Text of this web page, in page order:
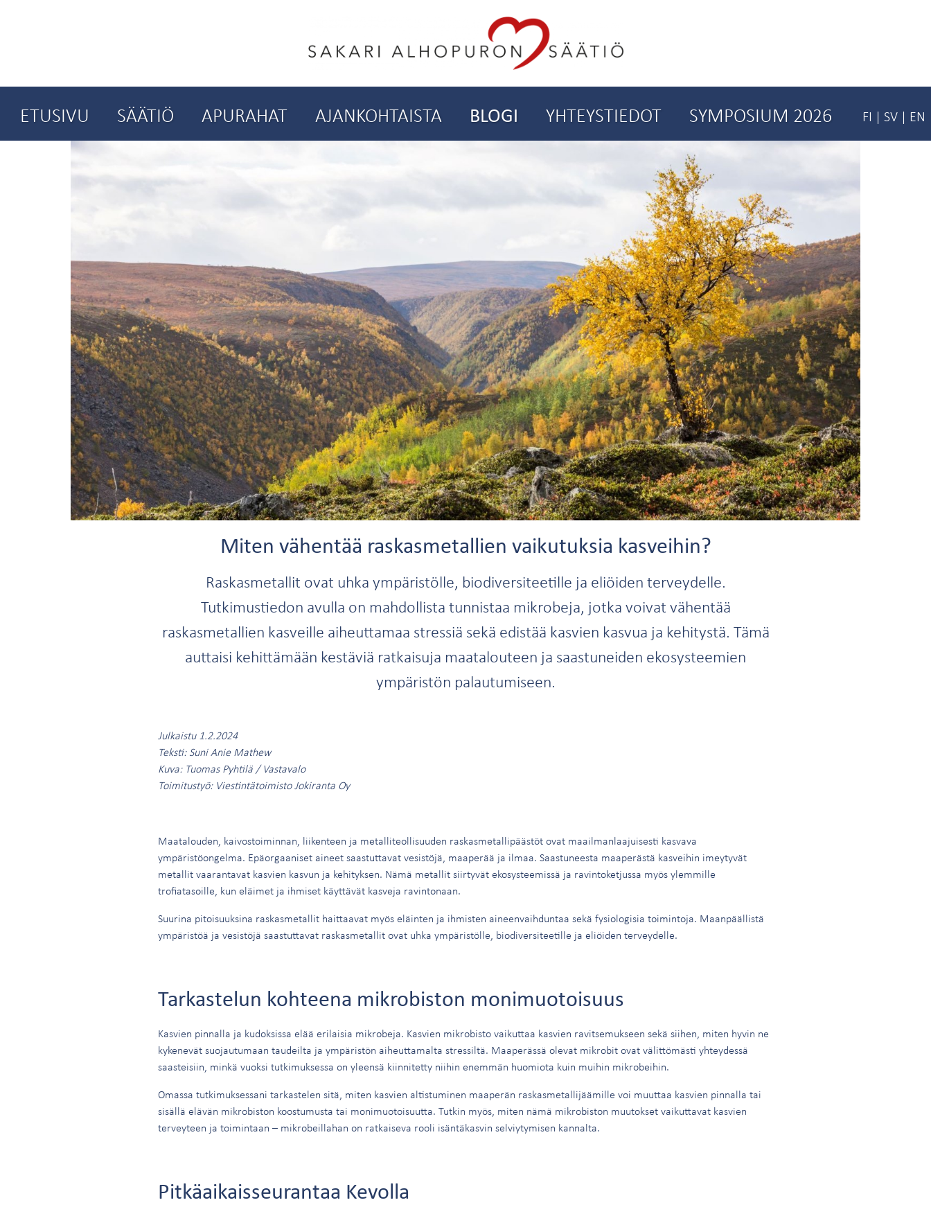
ETUSIVU SÄÄTIÖ APURAHAT AJANKOHTAISTA BLOGI YHTEYSTIEDOT SYMPOSIUM 2026 FI | SV | EN
Miten vähentää raskasmetallien vaikutuksia kasveihin?
Raskasmetallit ovat uhka ympäristölle, biodiversiteetille ja eliöiden terveydelle.
Tutkimustiedon avulla on mahdollista tunnistaa mikrobeja, jotka voivat vähentää
raskasmetallien kasveille aiheuttamaa stressiä sekä edistää kasvien kasvua ja kehitystä. Tämä
auttaisi kehittämään kestäviä ratkaisuja maatalouteen ja saastuneiden ekosysteemien
ympäristön palautumiseen.
Julkaistu 1.2.2024
Teksti: Suni Anie Mathew
Kuva: Tuomas Pyhtilä / Vastavalo
Toimitustyö: Viestintätoimisto Jokiranta Oy
Maatalouden, kaivostoiminnan, liikenteen ja metalliteollisuuden raskasmetallipäästöt ovat maailmanlaajuisesti kasvava
ympäristöongelma. Epäorgaaniset aineet saastuttavat vesistöjä, maaperää ja ilmaa. Saastuneesta maaperästä kasveihin imeytyvät
metallit vaarantavat kasvien kasvun ja kehityksen. Nämä metallit siirtyvät ekosysteemissä ja ravintoketjussa myös ylemmille
trofiatasoille, kun eläimet ja ihmiset käyttävät kasveja ravintonaan.
Suurina pitoisuuksina raskasmetallit haittaavat myös eläinten ja ihmisten aineenvaihduntaa sekä fysiologisia toimintoja. Maanpäällistä
ympäristöä ja vesistöjä saastuttavat raskasmetallit ovat uhka ympäristölle, biodiversiteetille ja eliöiden terveydelle.
Tarkastelun kohteena mikrobiston monimuotoisuus
Kasvien pinnalla ja kudoksissa elää erilaisia mikrobeja. Kasvien mikrobisto vaikuttaa kasvien ravitsemukseen sekä siihen, miten hyvin ne
kykenevät suojautumaan taudeilta ja ympäristön aiheuttamalta stressiltä. Maaperässä olevat mikrobit ovat välittömästi yhteydessä
saasteisiin, minkä vuoksi tutkimuksessa on yleensä kiinnitetty niihin enemmän huomiota kuin muihin mikrobeihin.
Omassa tutkimuksessani tarkastelen sitä, miten kasvien altistuminen maaperän raskasmetallijäämille voi muuttaa kasvien pinnalla tai
sisällä elävän mikrobiston koostumusta tai monimuotoisuutta. Tutkin myös, miten nämä mikrobiston muutokset vaikuttavat kasvien
terveyteen ja toimintaan – mikrobeillahan on ratkaiseva rooli isäntäkasvin selviytymisen kannalta.
Pitkäaikaisseurantaa Kevolla